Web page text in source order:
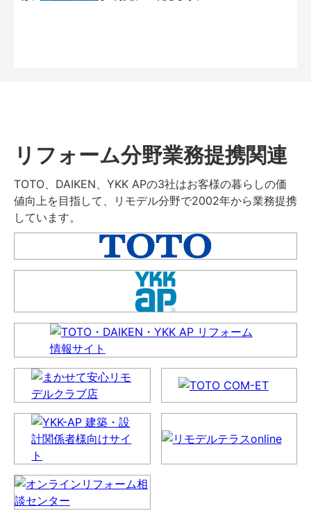
リフォーム分野業務提携関連
TOTO、DAIKEN、YKK APの3社はお客様の暮らしの価
値向上を目指して、リモデル分野で2002年から業務提携
しています。